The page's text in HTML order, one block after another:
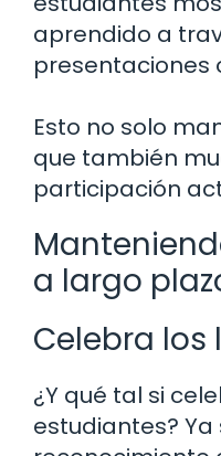
aprendido a
presentaciones
Esto no solo
que también
participación
a largo
Celebra los
¿Y qué tal si
estudiantes?